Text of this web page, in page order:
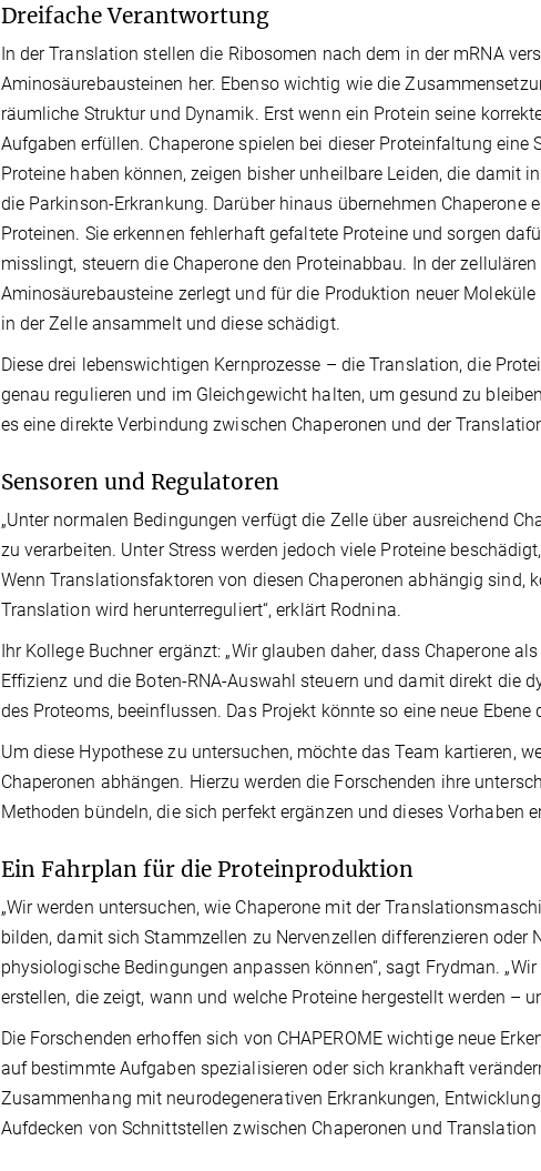
Dreifache Verantwortung
In der Translation stellen die Ribosomen nach dem in der mRNA
Aminosäurebausteinen her. Ebenso wichtig wie die
räumliche Struktur und Dynamik. Erst wenn ein Protein seine
Aufgaben erfüllen. Chaperone spielen bei dieser Proteinfaltung
Proteine haben können, zeigen bisher unheilbare Leiden, die damit
die Parkinson-Erkrankung. Darüber hinaus übernehmen
Proteinen. Sie erkennen fehlerhaft gefaltete Proteine und sorgen
misslingt, steuern die Chaperone den Proteinabbau. In der
Aminosäurebausteine zerlegt und für die Produktion neuer
in der Zelle ansammelt und diese schädigt.
Diese drei lebenswichtigen Kernprozesse – die Translation, die
genau regulieren und im Gleichgewicht halten, um gesund zu
es eine direkte Verbindung zwischen Chaperonen und der
Sensoren und Regulatoren
„Unter normalen Bedingungen verfügt die Zelle über ausreichend
zu verarbeiten. Unter Stress werden jedoch viele Proteine
Wenn Translationsfaktoren von diesen Chaperonen abhängig sind,
Translation wird herunterreguliert“, erklärt Rodnina.
Ihr Kollege Buchner ergänzt: „Wir glauben daher, dass Chaperone
Effizienz und die Boten-RNA-Auswahl steuern und damit direkt die
des Proteoms, beeinflussen. Das Projekt könnte so eine neue
Um diese Hypothese zu untersuchen, möchte das Team kartieren,
Chaperonen abhängen. Hierzu werden die Forschenden ihre
Methoden bündeln, die sich perfekt ergänzen und dieses Vorhaben
Ein Fahrplan für die Proteinproduktion
„Wir werden untersuchen, wie Chaperone mit der
bilden, damit sich Stammzellen zu Nervenzellen differenzieren oder
physiologische Bedingungen anpassen können“, sagt Frydman.
erstellen, die zeigt, wann und welche Proteine hergestellt werden –
Die Forschenden erhoffen sich von CHAPEROME wichtige neue
auf bestimmte Aufgaben spezialisieren oder sich krankhaft
Zusammenhang mit neurodegenerativen Erkrankungen,
Aufdecken von Schnittstellen zwischen Chaperonen und